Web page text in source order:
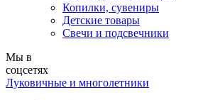
Копилки, сувениры
Детские товары
Свечи и подсвечники
Мы в
соцсетях
Луковичные и многолетники